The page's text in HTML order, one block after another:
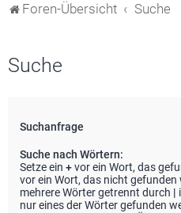
Foren-Übersicht Suche
Suche
Suchanfrage
Suche nach Wörtern:
Setze ein +vor ein Wort, das
vor ein Wort, das nicht
mehrere Wörter getrennt durch |
nur eines der Wörter gefunden